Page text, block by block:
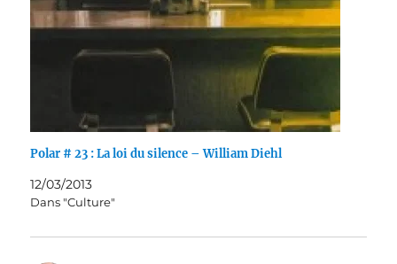
Polar # 23 : La loi du silence – William Diehl
12/03/2013
Dans "Culture"